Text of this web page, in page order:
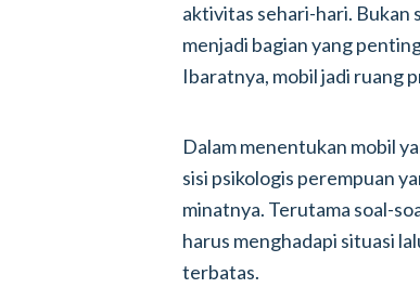
aktivitas sehari-hari. Bukan
menjadi bagian yang
Ibaratnya, mobil jadi ruang
Dalam menentukan mobil
sisi psikologis perempuan
minatnya. Terutama soal-
harus menghadapi situasi
terbatas.